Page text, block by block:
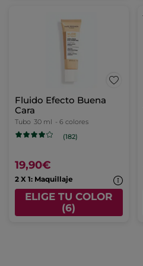
Fluido Efecto Buena
Cara
Tubo 30 ml - 6 colores
(182)
19,90€
2 X 1: Maquillaje
ELIGE TU COLOR
(6)